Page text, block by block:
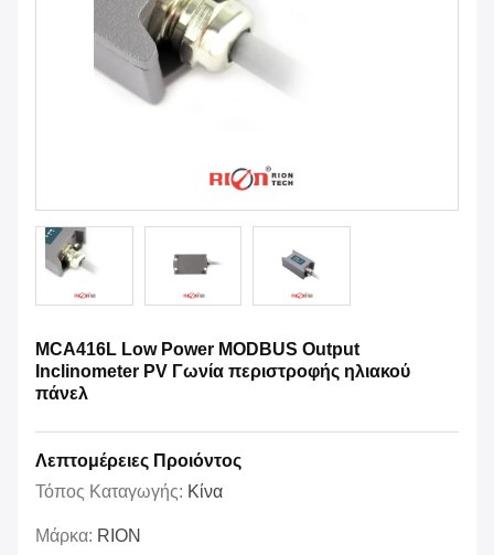
MCA416L Low Power MODBUS Output
Inclinometer PV Γωνία περιστροφής ηλιακού
πάνελ
Λεπτομέρειες Προιόντος
Τόπος Καταγωγής: Κίνα
Μάρκα: RION